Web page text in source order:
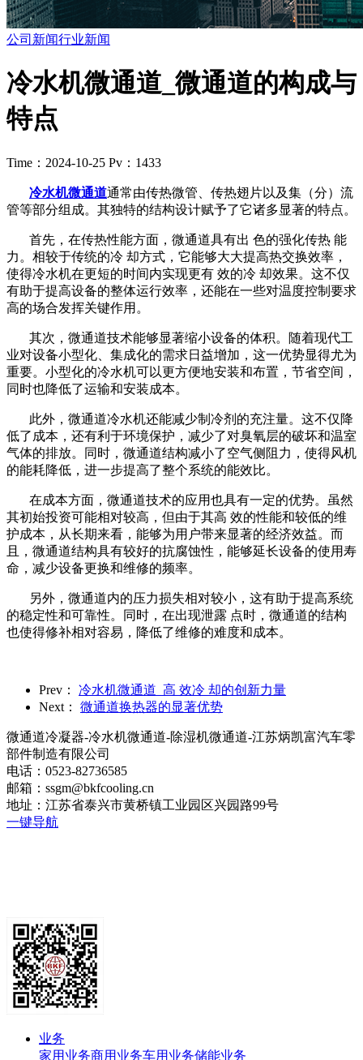
公司新闻行业新闻
冷水机微通道_微通道的构成与
特点
Time：2024-10-25 Pv：1433
冷水机微通道通常由传热微管、传热翅片以及集（分）流
管等部分组成。其独特的结构设计赋予了它诸多显著的特点。
首先，在传热性能方面，微通道具有出 色的强化传热 能
力。相较于传统的冷 却方式，它能够大大提高热交换效率，
使得冷水机在更短的时间内实现更有 效的冷 却效果。这不仅
有助于提高设备的整体运行效率，还能在一些对温度控制要求
高的场合发挥关键作用。
其次，微通道技术能够显著缩小设备的体积。随着现代工
业对设备小型化、集成化的需求日益增加，这一优势显得尤为
重要。小型化的冷水机可以更方便地安装和布置，节省空间，
同时也降低了运输和安装成本。
此外，微通道冷水机还能减少制冷剂的充注量。这不仅降
低了成本，还有利于环境保护，减少了对臭氧层的破坏和温室
气体的排放。同时，微通道结构减小了空气侧阻力，使得风机
的能耗降低，进一步提高了整个系统的能效比。
在成本方面，微通道技术的应用也具有一定的优势。虽然
其初始投资可能相对较高，但由于其高 效的性能和较低的维
护成本，从长期来看，能够为用户带来显著的经济效益。而
且，微通道结构具有较好的抗腐蚀性，能够延长设备的使用寿
命，减少设备更换和维修的频率。
另外，微通道内的压力损失相对较小，这有助于提高系统
的稳定性和可靠性。同时，在出现泄露 点时，微通道的结构
也使得修补相对容易，降低了维修的难度和成本。
Prev：
冷水机微通道_高 效冷 却的创新力量
Next：
微通道换热器的显著优势
微通道冷凝器-冷水机微通道-除湿机微通道-江苏炳凯富汽车零
部件制造有限公司
电话：0523-82736585
邮箱：ssgm@bkfcooling.cn
地址：江苏省泰兴市黄桥镇工业园区兴园路99号
一键导航
业务
家用业务商用业务车用业务储能业务